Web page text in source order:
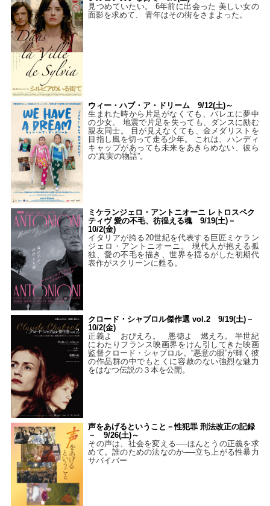
見つめていたい。 6年前に出会った 美しい女の
面影を求めて、 青年はその街をさまよった。
ウィー・ハブ・ア・ドリーム 9/12(土)～
生まれた時から片足がなくても、バレエに夢中
の少女。 地震で片足を失っても、ダンスに励む
親友同士。 目が見えなくても、金メダリストを
目指し風を切って走る少年。 これは、ハンディ
キャップがあっても未来をあきらめない、彼ら
の“真実の物語”。
ミケランジェロ・アントニオーニ レトロスペク
ティヴ 愛の不毛、彷徨える魂 9/19(土)－
10/2(金)
イタリアが誇る20世紀を代表する巨匠ミケラン
ジェロ・アントニオーニ。 現代人が抱える孤
独、愛の不毛を描き、世界を揺るがした初期代
表作がスクリーンに甦る。
クロード・シャブロル傑作選 vol.2 9/19(土)－
10/2(金)
正義よ おびえろ。 悪徳よ 燃えろ。 半世紀
にわたりフランス映画界をけん引してきた映画
監督クロード・シャブロル。“悪意の眼”が輝く彼
の作品群の中でもとくに容赦のない強烈な魅力
をはなつ伝説の３本を公開。
声をあげるということ－性犯罪 刑法改正の記録
－ 9/26(土)～
その声は、社会を変える──ほんとうの正義を求
めて。誰のための法なのか──立ち上がる性暴力
サバイバー